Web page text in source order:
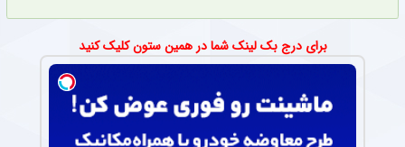
برای درج بک لینک شما در همین ستون کلیک کنید